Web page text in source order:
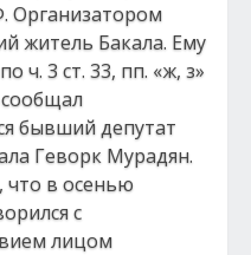
Организатором
житель Бакала. Ему
ч. 3 ст. 33, пп. «ж, з»
сообщал
бывший депутат
Геворк Мурадян.
что в осенью
с
лицом